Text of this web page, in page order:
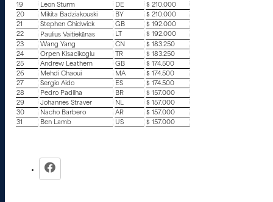
19
Leon Sturm DE
$ 210.000
20
Mikita Badziakouski BY
$ 210.000
21
Stephen Chidwick GB
$ 192.000
22
Paulius Vaitiekūnas LT
$ 192.000
23
Wang Yang CN
$ 183.250
24
Orpen Kisacikoglu TR
$ 183.250
25
Andrew Leathem GB
$ 174.500
26
Mehdi Chaoui MA
$ 174.500
27
Sergio Aido ES
$ 174.500
28
Pedro Padilha BR
$ 157.000
29
Johannes Straver NL
$ 157.000
30
Nacho Barbero AR
$ 157.000
31
Ben Lamb US $ 157.000